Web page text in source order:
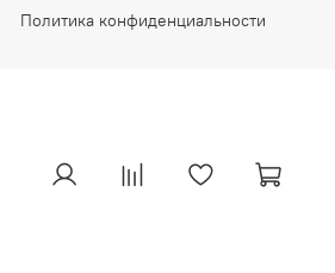
Политика конфиденциальности